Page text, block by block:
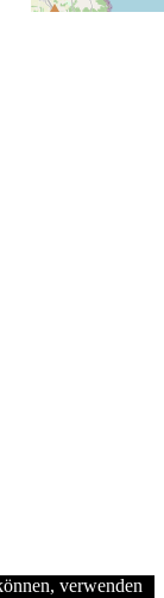
verwenden